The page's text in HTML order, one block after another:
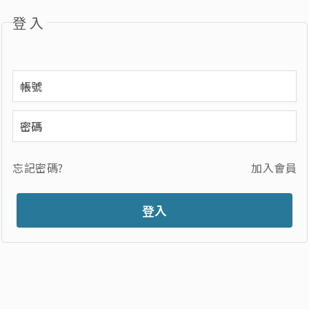
登入
忘記密碼? 加入會員